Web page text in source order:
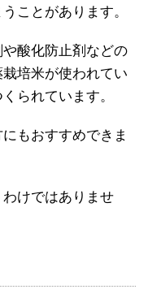
ことがあります。
酸化防止剤などの
培米が使われてい
られています。
もおすすめできま
けではありませ